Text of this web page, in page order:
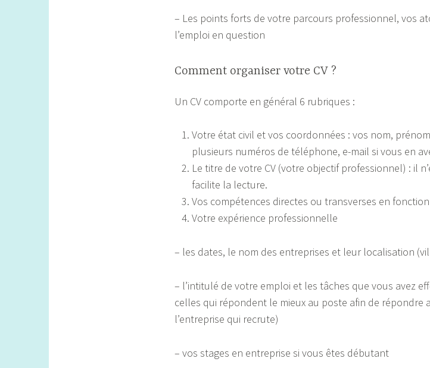
– Les points forts de votre parcours professionnel, vos
l’emploi en question
Comment organiser votre CV ?
Un CV comporte en général 6 rubriques :
Votre état civil et vos coordonnées : vos nom,
plusieurs numéros de téléphone, e-mail si vous en
Le titre de votre CV (votre objectif professionnel) : il
facilite la lecture.
Vos compétences directes ou transverses en
Votre expérience professionnelle
– les dates, le nom des entreprises et leur localisation
– l’intitulé de votre emploi et les tâches que vous avez
celles qui répondent le mieux au poste afin de répondre
l’entreprise qui recrute)
– vos stages en entreprise si vous êtes débutant